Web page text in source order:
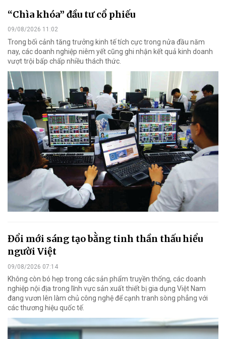
“Chìa khóa” đầu tư cổ phiếu
09/08/2026 11:02
Trong bối cảnh tăng trưởng kinh tế tích cực trong nửa đầu năm
nay, các doanh nghiệp niêm yết cũng ghi nhận kết quả kinh doanh
vượt trội bấp chấp nhiều thách thức.
Đổi mới sáng tạo bằng tinh thần thấu hiểu
người Việt
09/08/2026 07:14
Không còn bó hẹp trong các sản phẩm truyền thống, các doanh
nghiệp nội địa trong lĩnh vực sản xuất thiết bị gia dụng Việt Nam
đang vươn lên làm chủ công nghệ để cạnh tranh sòng phẳng với
các thương hiệu quốc tế.